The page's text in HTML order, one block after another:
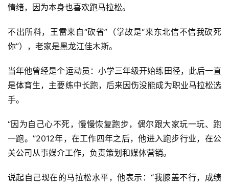
情绪，因为本身也喜欢跑马拉松。
不出所料，王雷来自“砍省”（掌故是“来东北信不信我砍死
你”），老家是黑龙江佳木斯。
当年他曾经是个运动员：小学三年级开始练田径，此后一直
是体育生，主要练中长跑，后来因伤没能成为职业马拉松选
手。
“因为自己心不死，慢慢恢复跑步，偶尔跟大家玩一玩、跑
一跑。”2012年，在工作四年之后，他进入跑步行业，在公
关公司从事媒介工作，负责策划和媒体营销。
说起自己现在的马拉松水平，他表示：“我膝盖不行，成绩